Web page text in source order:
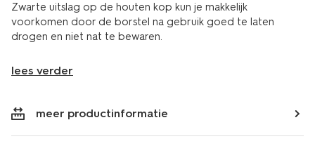
Zwarte uitslag op de houten kop kun je makkelijk
voorkomen door de borstel na gebruik goed te laten
drogen en niet nat te bewaren.
lees verder
meer productinformatie